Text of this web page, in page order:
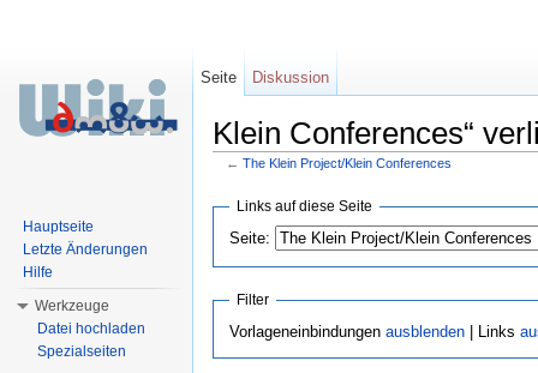
Klein Conferences“
← The Klein Project/Klein Conferences
Links auf diese Seite
Seite:
Filter
Vorlageneinbindungen ausblenden| Links
Seite Diskussion
Hauptseite
Letzte Änderungen
Hilfe
Werkzeuge
Datei hochladen
Spezialseiten